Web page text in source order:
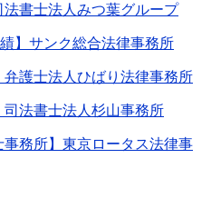
法書士法人みつ葉グループ
】サンク総合法律事務所
弁護士法人ひばり法律事務所
司法書士法人杉山事務所
事務所】東京ロータス法律事